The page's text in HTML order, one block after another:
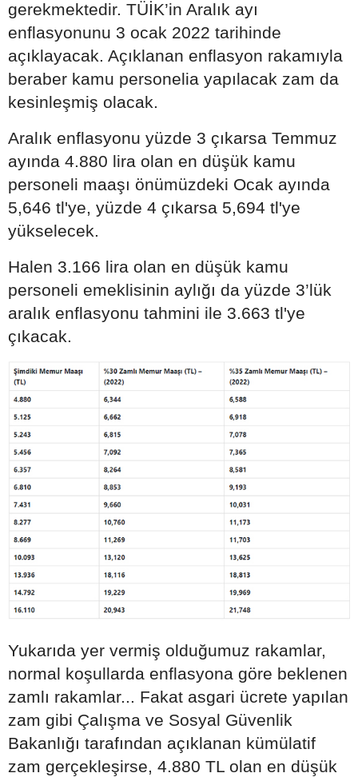
gerekmektedir. TÜİK’in Aralık ayı
enflasyonunu 3 ocak 2022 tarihinde
açıklayacak. Açıklanan enflasyon rakamıyla
beraber kamu personelia yapılacak zam da
kesinleşmiş olacak.
Aralık enflasyonu yüzde 3 çıkarsa Temmuz
ayında 4.880 lira olan en düşük kamu
personeli maaşı önümüzdeki Ocak ayında
5,646 tl'ye, yüzde 4 çıkarsa 5,694 tl'ye
yükselecek.
Halen 3.166 lira olan en düşük kamu
personeli emeklisinin aylığı da yüzde 3’lük
aralık enflasyonu tahmini ile 3.663 tl'ye
çıkacak.
Yukarıda yer vermiş olduğumuz rakamlar,
normal koşullarda enflasyona göre beklenen
zamlı rakamlar... Fakat asgari ücrete yapılan
zam gibi Çalışma ve Sosyal Güvenlik
Bakanlığı tarafından açıklanan kümülatif
zam gerçekleşirse, 4.880 TL olan en düşük